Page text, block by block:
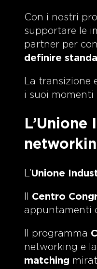
Con i nostri
supportare le
partner per
definire
La transizione
i suoi momenti
L’Unione
Centro
appuntamenti
Il programma
networking e
matching